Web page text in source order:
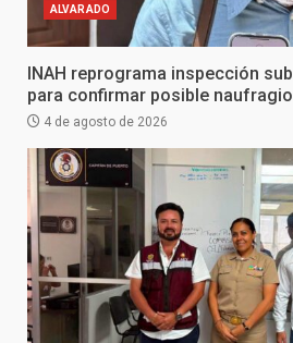
ALVARADO
INAH reprograma inspección
para confirmar posible naufragio
4 de agosto de 2026